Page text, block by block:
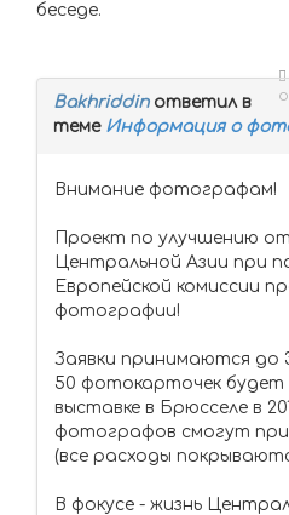
беседе.
Bakhriddinответил в
теме Информация о
Внимание фотографам!
Проект по улучшению
Центральной Азии при
Европейской комиссии
фотографии!
Заявки принимаются до
50 фотокарточек будет
выставке в Брюсселе в
фотографов смогут
(все расходы
В фокусе - жизнь